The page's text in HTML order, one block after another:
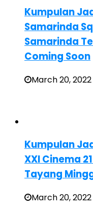
Kumpulan
Samarinda
Samarinda
Coming Soon
March 20, 2022
Kumpulan
XXI Cinema
Tayang
March 20, 2022